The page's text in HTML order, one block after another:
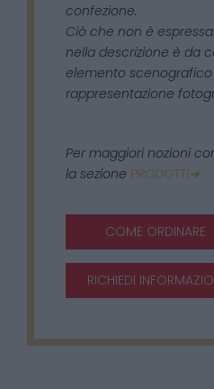
confezione.
Ciò che non è
nella descrizione è da
elemento
rappresentazione
Per maggiori nozioni
la sezione PRODOTTI➜
COME ORDINARE
RICHIEDI